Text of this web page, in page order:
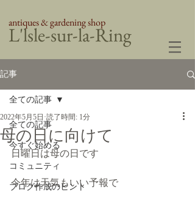
​L'lsle-sur-la-Ring
antiques & gardening shop
記事
全ての記事
今すぐ始める
コミュニティ
ブログ作成のヒント
全ての記事
母の日に向けて
2022年5月5日 読了時間: 1分
日曜日は母の日です
今年は天気もいい予報で